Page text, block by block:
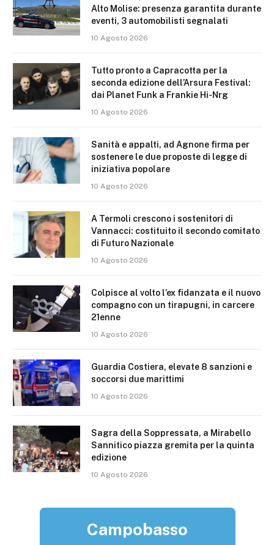
Alto Molise: presenza garantita durante
eventi, 3 automobilisti segnalati
10 Agosto 2026
Tutto pronto a Capracotta per la
seconda edizione dell’Arsura Festival:
dai Planet Funk a Frankie Hi-Nrg
10 Agosto 2026
Sanità e appalti, ad Agnone firma per
sostenere le due proposte di legge di
iniziativa popolare
10 Agosto 2026
A Termoli crescono i sostenitori di
Vannacci: costituito il secondo comitato
di Futuro Nazionale
10 Agosto 2026
Colpisce al volto l’ex fidanzata e il nuovo
compagno con un tirapugni, in carcere
21enne
10 Agosto 2026
Guardia Costiera, elevate 8 sanzioni e
soccorsi due marittimi
10 Agosto 2026
Sagra della Soppressata, a Mirabello
Sannitico piazza gremita per la quinta
edizione
10 Agosto 2026
Campobasso